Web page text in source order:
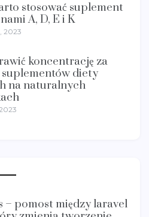
stosować suplement
A, D, E i K
2023
koncentrację za
diety
na naturalnych
– pomost między laravel